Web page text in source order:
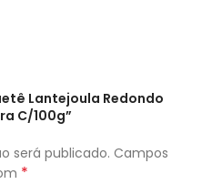
Lantejoula Redondo
C/100g”
será publicado. Campos
*